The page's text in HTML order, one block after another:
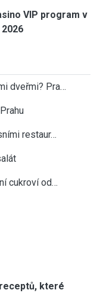
VIP program v
dveřmi? Pra…
restaur…
cukroví od…
které